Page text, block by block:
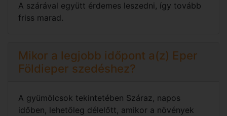
A szárával együtt érdemes leszedni, így tovább
friss marad.
Mikor a legjobb időpont a(z) Eper
Földieper szedéshez?
A gyümölcsok tekintetében Száraz, napos
időben, lehetőleg délelőtt, amikor a növények